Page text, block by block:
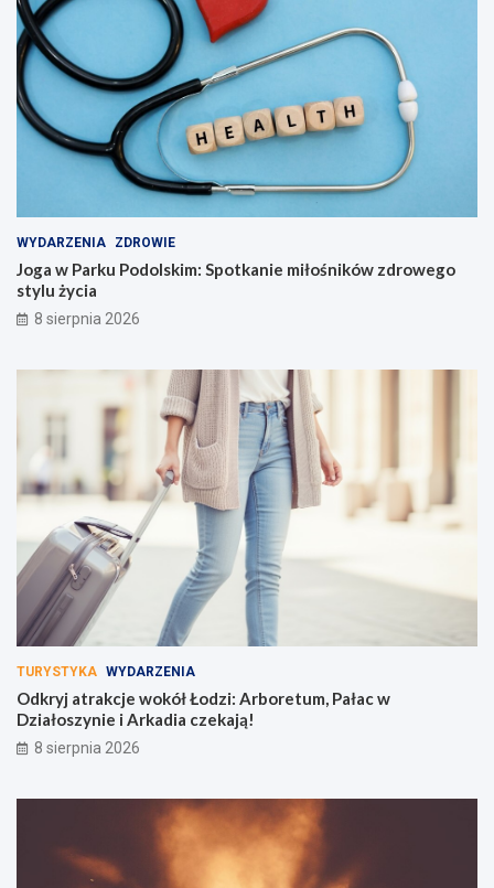
WYDARZENIA ZDROWIE
Joga w Parku Podolskim: Spotkanie miłośników zdrowego
stylu życia
8 sierpnia 2026
TURYSTYKA WYDARZENIA
Odkryj atrakcje wokół Łodzi: Arboretum, Pałac w
Działoszynie i Arkadia czekają!
8 sierpnia 2026